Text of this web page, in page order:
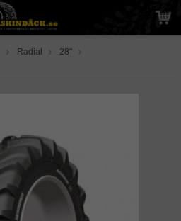
Radial
28"